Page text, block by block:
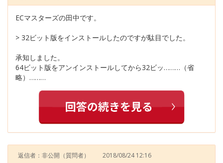
ECマスターズの田中です。
> 32ビット版をインストールしたのですが駄目でした。
承知しました。
64ビット版をアンインストールしてから32ビッ………（省
略）………
返信者：非公開 （質問者） 2018/08/24 12:16